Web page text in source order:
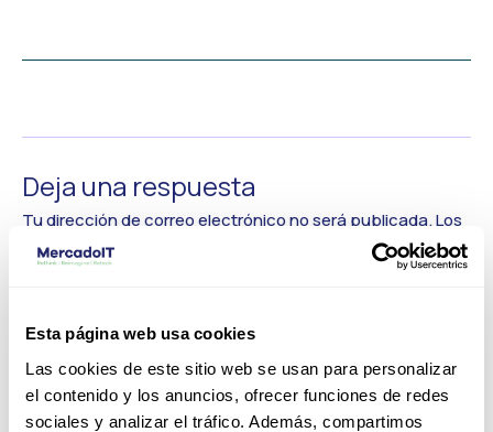
Esta página web usa cookies
Las cookies de este sitio web se usan para personalizar
el contenido y los anuncios, ofrecer funciones de redes
sociales y analizar el tráfico. Además, compartimos
Deja una respuesta
Tu dirección de correo electrónico no será publicada.Los
campos obligatorios están marcados con